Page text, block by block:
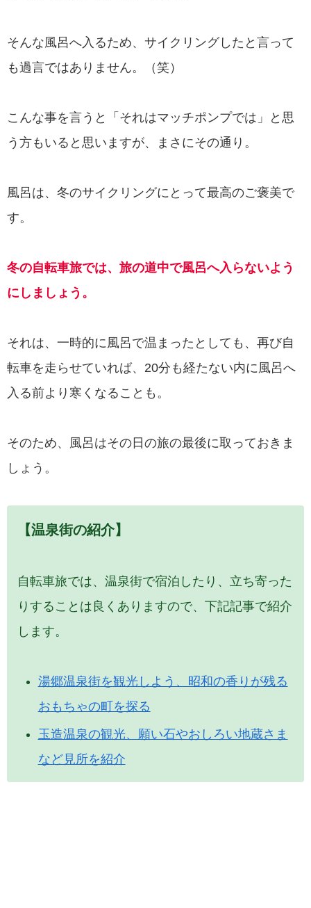
そんな風呂へ入るため、サイクリングしたと言って
も過言ではありません。（笑）
こんな事を言うと「それはマッチポンプでは」と思
う方もいると思いますが、まさにその通り。
風呂は、冬のサイクリングにとって最高のご褒美で
す。
冬の自転車旅では、旅の道中で風呂へ入らないよう
にしましょう。
それは、一時的に風呂で温まったとしても、再び自
転車を走らせていれば、20分も経たない内に風呂へ
入る前より寒くなることも。
そのため、風呂はその日の旅の最後に取っておきま
しょう。
【温泉街の紹介】
自転車旅では、温泉街で宿泊したり、立ち寄った
りすることは良くありますので、下記記事で紹介
します。
湯郷温泉街を観光しよう、昭和の香りが残る
おもちゃの町を探る
玉造温泉の観光、願い石やおしろい地蔵さま
など見所を紹介